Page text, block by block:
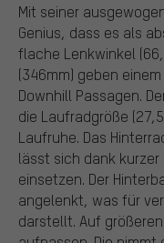
Mit seiner
Genius, dass es als
flache Lenkwinkel
(346mm) geben
Downhill Passagen.
die Laufradgröße
Laufruhe. Das
lässt sich dank
einsetzen. Der
angelenkt, was für
darstellt. Auf